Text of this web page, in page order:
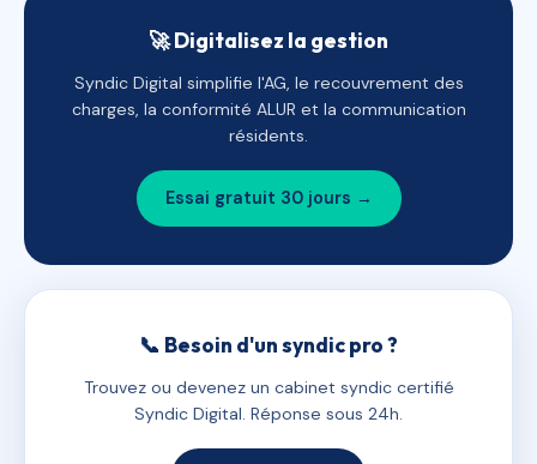
🚀 Digitalisez la gestion
Syndic Digital simplifie l'AG, le recouvrement des
charges, la conformité ALUR et la communication
résidents.
Essai gratuit 30 jours →
📞 Besoin d'un syndic pro ?
Trouvez ou devenez un cabinet syndic certifié
Syndic Digital. Réponse sous 24h.